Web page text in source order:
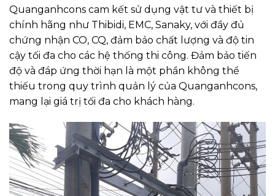
Quanganhcons cam kết sử dụng vật tư và thiết bị
chính hãng như Thibidi, EMC, Sanaky, với đầy đủ
chứng nhận CO, CQ, đảm bảo chất lượng và độ tin
cậy tối đa cho các hệ thống thi công. Đảm bảo tiến
độ và đáp ứng thời hạn là một phần không thể
thiếu trong quy trình quản lý của Quanganhcons,
mang lại giá trị tối đa cho khách hàng.